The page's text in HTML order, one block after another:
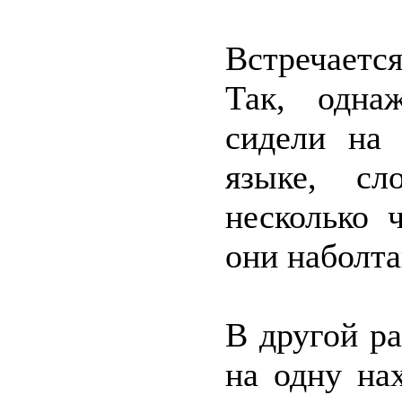
Так,
сидели на
языке,
несколько
они
В другой
на одну